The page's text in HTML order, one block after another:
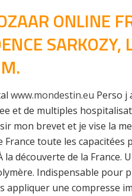
ONLINE
www.mondestin.eu Perso j
et de multiples
mon brevet et je vise la
France toute les
découverte de la
Indispensable pour
appliquer une compresse